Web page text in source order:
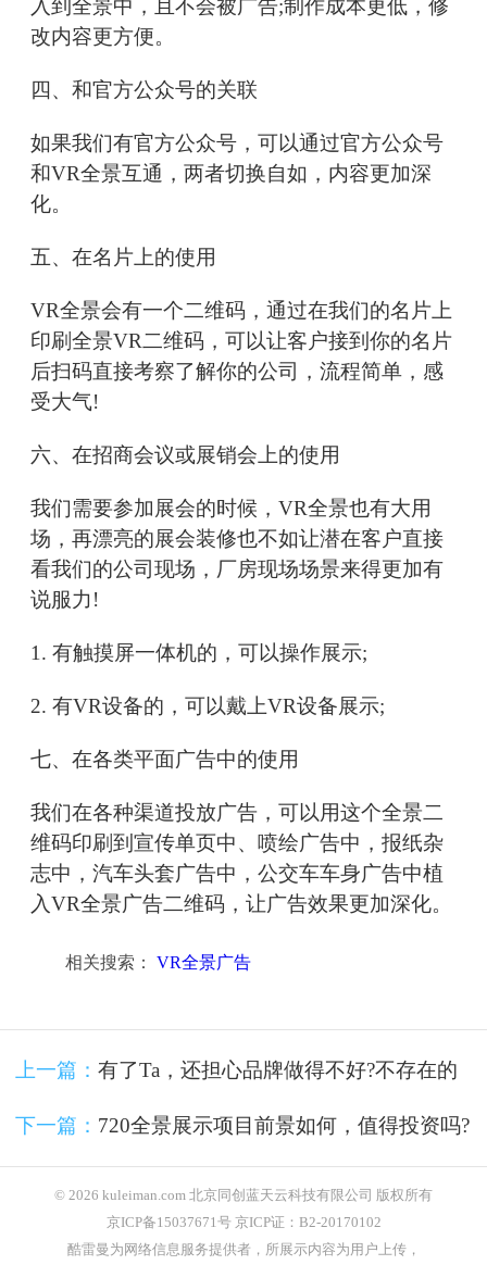
入到全景中，且不会被广告;制作成本更低，修
改内容更方便。
四、和官方公众号的关联
如果我们有官方公众号，可以通过官方公众号
和VR全景互通，两者切换自如，内容更加深
化。
五、在名片上的使用
VR全景会有一个二维码，通过在我们的名片上
印刷全景VR二维码，可以让客户接到你的名片
后扫码直接考察了解你的公司，流程简单，感
受大气!
六、在招商会议或展销会上的使用
我们需要参加展会的时候，VR全景也有大用
场，再漂亮的展会装修也不如让潜在客户直接
看我们的公司现场，厂房现场场景来得更加有
说服力!
1. 有触摸屏一体机的，可以操作展示;
2. 有VR设备的，可以戴上VR设备展示;
七、在各类平面广告中的使用
我们在各种渠道投放广告，可以用这个全景二
维码印刷到宣传单页中、喷绘广告中，报纸杂
志中，汽车头套广告中，公交车车身广告中植
入VR全景广告二维码，让广告效果更加深化。
相关搜索： VR全景广告
上一篇： 有了Ta，还担心品牌做得不好?不存在的
下一篇： 720全景展示项目前景如何，值得投资吗?
© 2026 kuleiman.com 北京同创蓝天云科技有限公司 版权所有
京ICP备15037671号 京ICP证：B2-20170102
酷雷曼为网络信息服务提供者，所展示内容为用户上传，